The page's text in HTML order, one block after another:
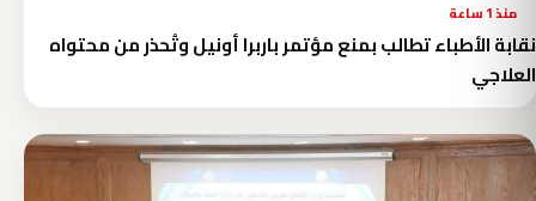
منذ 1 ساعة
نقابة الأطباء تطالب بمنع مؤتمر باربرا أونيل وتُحذر من محتواه
العلاجي